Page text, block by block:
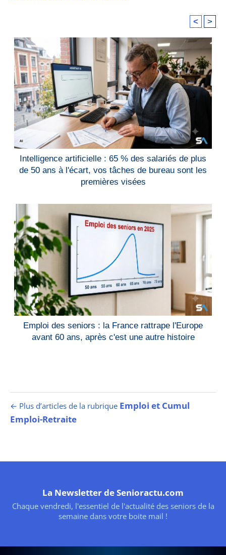
< >
Intelligence artificielle : 65 % des salariés de plus
de 50 ans à l'écart, vos tâches de bureau sont les
premières visées
Emploi des seniors : la France rattrape l'Europe
avant 60 ans, après c'est une autre histoire
← Plus d’articles de la rubrique Emploi et Cumul
Emploi-Retraite
La Newsletter de Senioractu.com
Chaque vendredi, l'essentiel de l'actualité des seniors de la
semaine dans votre boite mail !